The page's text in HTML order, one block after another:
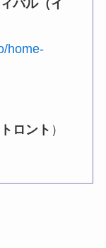
バル（イ
home-
ロント ）